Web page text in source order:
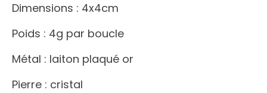
Dimensions : 4x4cm
Poids : 4g par boucle
Métal : laiton plaqué or
Pierre : cristal